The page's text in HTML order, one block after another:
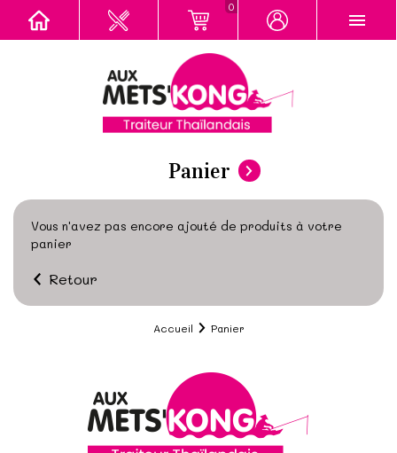
0
Panier
Vous n'avez pas encore ajouté de produits à votre
panier
Retour
Accueil Panier